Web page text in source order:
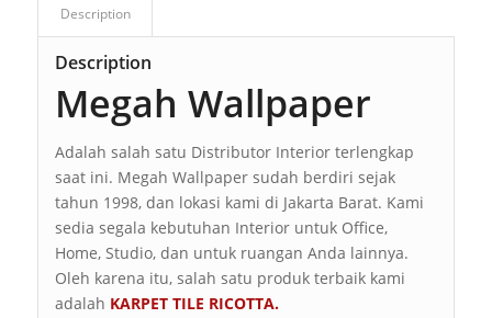
Description
Description
Megah Wallpaper
Adalah salah satu Distributor Interior terlengkap
saat ini. Megah Wallpaper sudah berdiri sejak
tahun 1998, dan lokasi kami di Jakarta Barat. Kami
sedia segala kebutuhan Interior untuk Office,
Home, Studio, dan untuk ruangan Anda lainnya.
Oleh karena itu, salah satu produk terbaik kami
adalah KARPET TILE RICOTTA.